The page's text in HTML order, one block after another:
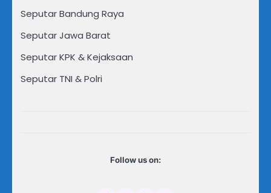
Seputar Bandung Raya
Seputar Jawa Barat
Seputar KPK & Kejaksaan
Seputar TNI & Polri
Follow us on: